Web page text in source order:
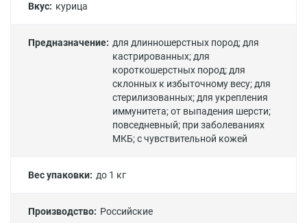
Вкус: курица
Предназначение: для длинношерстных пород;для
кастрированных;для
короткошерстных пород;для
склонных к избыточному весу;для
стерилизованных;для укрепления
иммунитета;от выпадения шерсти;
повседневный; при заболеваниях
МКБ;с чувствительной кожей
Вес упаковки: до 1 кг
Производство: Российские